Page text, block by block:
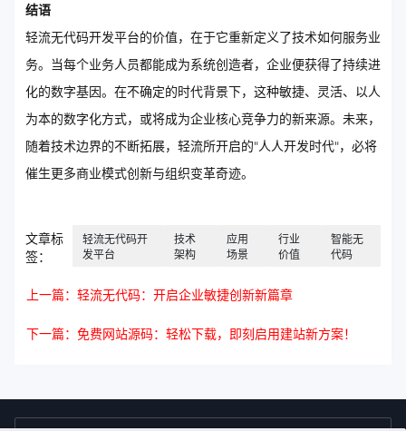
结语
轻流无代码开发平台的价值，在于它重新定义了技术如何服务业
务。当每个业务人员都能成为系统创造者，企业便获得了持续进
化的数字基因。在不确定的时代背景下，这种敏捷、灵活、以人
为本的数字化方式，或将成为企业核心竞争力的新来源。未来，
随着技术边界的不断拓展，轻流所开启的"人人开发时代"，必将
催生更多商业模式创新与组织变革奇迹。
文章标
签：
轻流无代码开
发平台
技术
架构
应用
场景
行业
价值
智能无
代码
上一篇：轻流无代码：开启企业敏捷创新新篇章
下一篇：免费网站源码：轻松下载，即刻启用建站新方案！